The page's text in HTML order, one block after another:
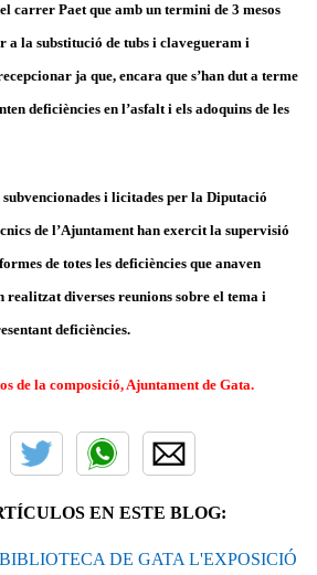
carrer Paet que amb un termini de 3 mesos
a la substitució de tubs i clavegueram i
ja que, encara que s’han dut a terme
deficiències en l’asfalt i els adoquins de les
subvencionades i licitades per la Diputació
de l’Ajuntament han exercit la supervisió
de totes les deficiències que anaven
realitzat diverses reunions sobre el tema i
deficiències.
de la composició, Ajuntament de Gata.
EN ESTE BLOG:
DE GATA L'EXPOSICIÓ